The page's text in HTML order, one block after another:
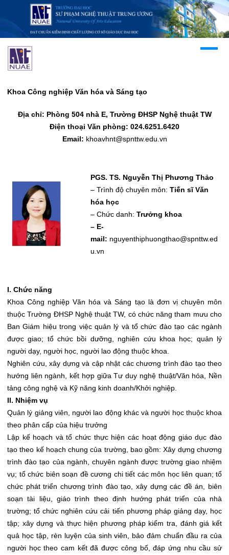
Khoa Công nghiệp Văn hóa và Sáng tạo
Địa chỉ: Phòng 504 nhà E, Trường ĐHSP Nghệ thuật TW
Điện thoại Văn phòng: 024.6251.6420
Email: khoavhnt@spnttw.edu.vn
PGS. TS. Nguyễn Thị Phương Thảo
– Trình độ chuyên môn: Tiến sĩ Văn
hóa học
– Chức danh: Trưởng khoa
– E-
mail: nguyenthiphuongthao@spnttw.ed
u.vn
I. Chức năng
Khoa Công nghiệp Văn hóa và Sáng tạo là đơn vị chuyên môn
thuộc Trường ĐHSP Nghệ thuật TW, có chức năng tham mưu cho
Ban Giám hiệu trong việc quản lý và tổ chức đào tạo các ngành
được giao; tổ chức bồi dưỡng, nghiên cứu khoa học; quản lý
người dạy, người học, người lao động thuộc khoa.
Nghiên cứu, xây dựng và cập nhật các chương trình đào tạo theo
hướng liên ngành, kết hợp giữa Tư duy nghệ thuật/Văn hóa, Nền
tảng công nghệ và Kỹ năng kinh doanh/Khởi nghiệp.
II. Nhiệm vụ
Quản lý giảng viên, người lao động khác và người học thuộc khoa
theo phân cấp của hiệu trưởng
Lập kế hoạch và tổ chức thực hiện các hoạt động giáo dục đào
tạo theo kế hoạch chung của trường, bao gồm: Xây dựng chương
trình đào tạo của ngành, chuyên ngành được trường giao nhiệm
vụ; tổ chức biên soạn đề cương chi tiết các môn học liên quan; tổ
chức phát triển chương trình đào tạo, xây dựng các đề án, biên
soạn tài liệu, giáo trình theo định hướng phát triển của nhà
trường; tổ chức nghiên cứu cải tiến phương pháp giảng dạy, học
tập; xây dựng và thực hiện phương pháp kiểm tra, đánh giá kết
quả học tập, rèn luyện của sinh viên, bảo đảm chuẩn đầu ra của
người học theo cam kết đã được công bố, đáp ứng nhu cầu sử